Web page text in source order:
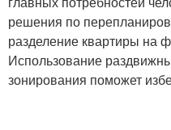
решения по
разделение квартиры на
Использование
зонирования поможет